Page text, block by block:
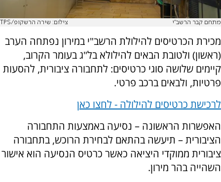
מתחם קבר הרשב"י צילום: שירה הרשקופ/TPS
מכירת הכרטיסים להילולת הרשב"י במירון נפתחה הערב
(ראשון) ולטובת הבאים להילולא בל"ג בעומר הקרוב,
קיימים שלושה סוגי כרטיסים: לתחבורה ציבורית, להסעות
פרטיות, ולבאים ברכב פרטי.
לרכישת כרטיסים להילולה - לחצו כאן
האפשרות הראשונה – נסיעה באמצעות התחבורה
הציבורית – תיעשה בהתאם לבחירת הרוכש, בתחבורה
ציבורית ממוקדי היציאה כאשר כרטיס הנסיעה הוא אישור
השהייה בהר מירון.